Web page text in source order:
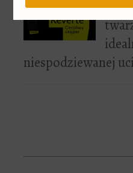
niespodziewanej